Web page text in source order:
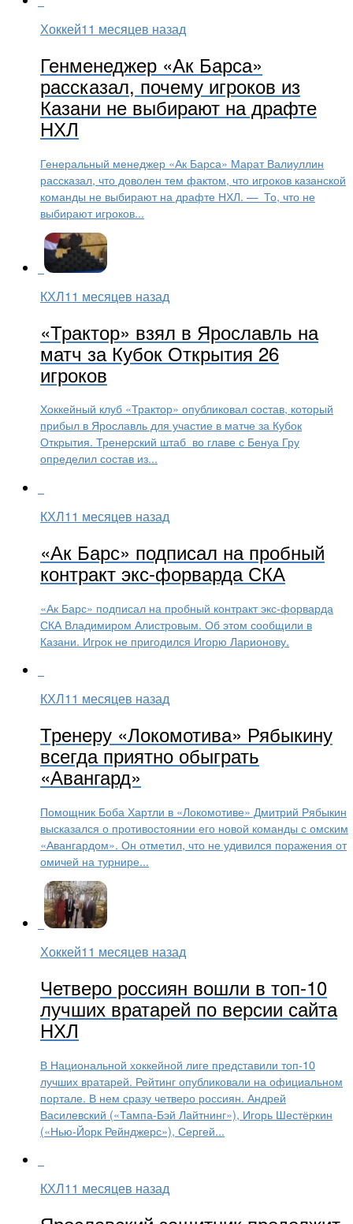
Хоккей11 месяцев назад
Генменеджер «Ак Барса»
рассказал, почему игроков из
Казани не выбирают на драфте
НХЛ
Генеральный менеджер «Ак Барса» Марат Валиуллин
рассказал, что доволен тем фактом, что игроков казанской
команды не выбирают на драфте НХЛ. — То, что не
выбирают игроков...
КХЛ11 месяцев назад
«Трактор» взял в Ярославль на
матч за Кубок Открытия 26
игроков
Хоккейный клуб «Трактор» опубликовал состав, который
прибыл в Ярославль для участие в матче за Кубок
Открытия. Тренерский штаб во главе с Бенуа Гру
определил состав из...
КХЛ11 месяцев назад
«Ак Барс» подписал на пробный
контракт экс-форварда СКА
«Ак Барс» подписал на пробный контракт экс-форварда
СКА Владимиром Алистровым. Об этом сообщили в
Казани. Игрок не пригодился Игорю Ларионову.
КХЛ11 месяцев назад
Тренеру «Локомотива» Рябыкину
всегда приятно обыграть
«Авангард»
Помощник Боба Хартли в «Локомотиве» Дмитрий Рябыкин
высказался о противостоянии его новой команды с омским
«Авангардом». Он отметил, что не удивился поражения от
омичей на турнире...
Хоккей11 месяцев назад
Четверо россиян вошли в топ-10
лучших вратарей по версии сайта
НХЛ
В Национальной хоккейной лиге представили топ-10
лучших вратарей. Рейтинг опубликовали на официальном
портале. В нем сразу четверо россиян. Андрей
Василевский («Тампа-Бэй Лайтнинг»), Игорь Шестёркин
(«Нью-Йорк Рейнджерс»), Сергей...
КХЛ11 месяцев назад